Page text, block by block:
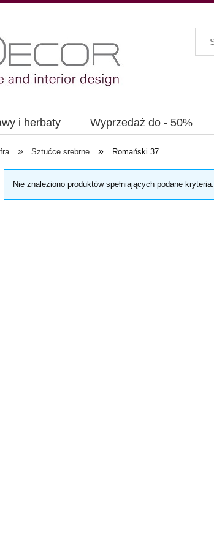
i herbaty Wyprzedaż do - 50%
» Sztućce srebrne » Romański 37
Nie znaleziono produktów spełniających podane kryteria.